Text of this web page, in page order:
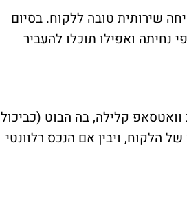
שירותית טובה ללקוח. בסיום
נחיתה ואפילו תוכלו להעביר
קלילה, בה הבוט (כביכול
הלקוח, ויבין אם הנכס רלוונטי